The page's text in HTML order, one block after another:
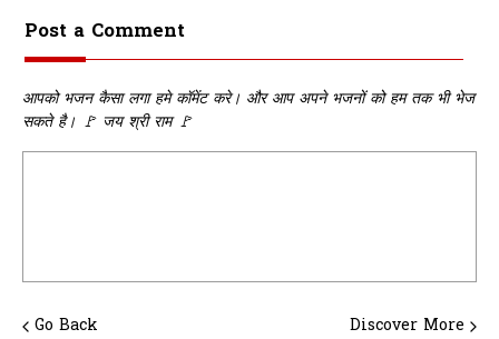
Post a Comment
आपको भजन कैसा लगा हमे कॉमेंट करे। और आप अपने भजनों को हम तक भी भेज
सकते है। 🚩 जय श्री राम 🚩
Go Back Discover More